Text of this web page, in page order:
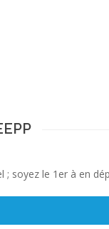
; soyez le 1er à en